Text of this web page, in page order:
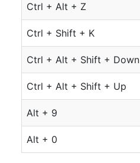
Ctrl + Alt + Z
Ctrl + Shift + K
Ctrl + Alt + Shift + Down
Ctrl + Alt + Shift + Up
Alt + 9
Alt + 0